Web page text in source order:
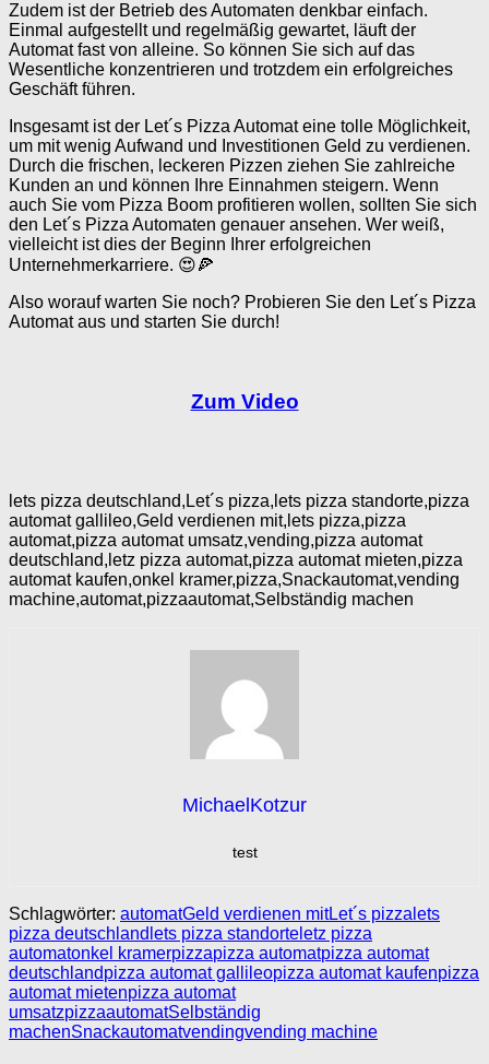
Zudem ist der Betrieb des Automaten denkbar einfach.
Einmal aufgestellt und regelmäßig gewartet, läuft der
Automat fast von alleine. So können Sie sich auf das
Wesentliche konzentrieren und trotzdem ein erfolgreiches
Geschäft führen.
Insgesamt ist der Let´s Pizza Automat eine tolle Möglichkeit,
um mit wenig Aufwand und Investitionen Geld zu verdienen.
Durch die frischen, leckeren Pizzen ziehen Sie zahlreiche
Kunden an und können Ihre Einnahmen steigern. Wenn
auch Sie vom Pizza Boom profitieren wollen, sollten Sie sich
den Let´s Pizza Automaten genauer ansehen. Wer weiß,
vielleicht ist dies der Beginn Ihrer erfolgreichen
Unternehmerkarriere. 😍🍕
Also worauf warten Sie noch? Probieren Sie den Let´s Pizza
Automat aus und starten Sie durch!
Zum Video
lets pizza deutschland,Let´s pizza,lets pizza standorte,pizza
automat gallileo,Geld verdienen mit,lets pizza,pizza
automat,pizza automat umsatz,vending,pizza automat
deutschland,letz pizza automat,pizza automat mieten,pizza
automat kaufen,onkel kramer,pizza,Snackautomat,vending
machine,automat,pizzaautomat,Selbständig machen
MichaelKotzur
test
Schlagwörter: automatGeld verdienen mitLet´s pizza lets
pizza deutschland lets pizza standorte letz pizza
automatonkel kramerpizzapizza automatpizza automat
deutschlandpizza automat gallileopizza automat kaufenpizza
automat mietenpizza automat
umsatzpizzaautomatSelbständig
machenSnackautomatvendingvending machine